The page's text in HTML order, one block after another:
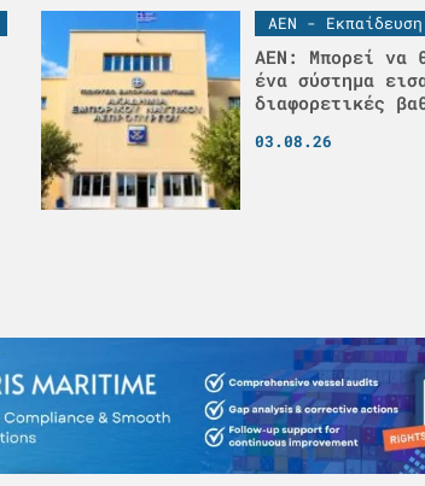
ΑΕΝ - Εκπαίδευση
ΑΕΝ: Μπορεί να
ένα σύστημα
διαφορετικές
03.08.26